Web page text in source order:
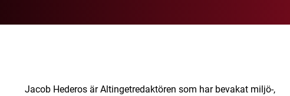
Jacob Hederos är Altingetredaktören som har bevakat miljö-,